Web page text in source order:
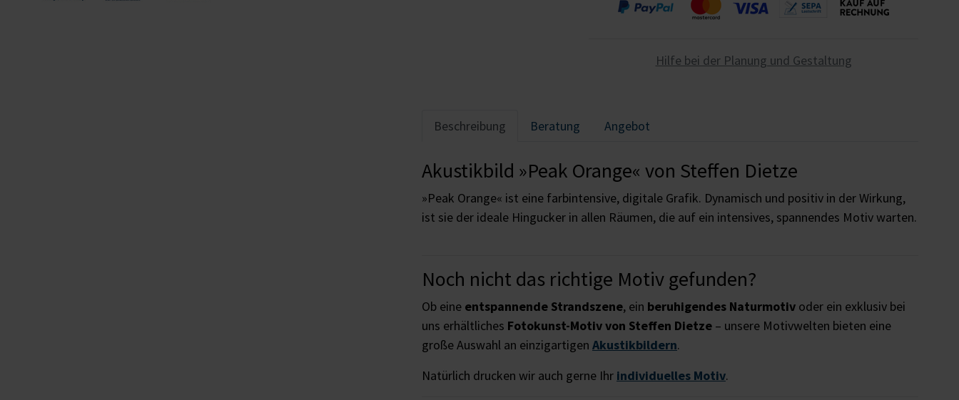
Hilfe bei der Planung und Gestaltung
Beschreibung Beratung Angebot
Akustikbild »Peak Orange« von Steffen Dietze
»Peak Orange« ist eine farbintensive, digitale Grafik. Dynamisch und positiv in der Wirkung,
ist sie der ideale Hingucker in allen Räumen, die auf ein intensives, spannendes Motiv warten.
Noch nicht das richtige Motiv gefunden?
Ob eine entspannende Strandszene, ein beruhigendes Naturmotiv oder ein exklusiv bei
uns erhältliches Fotokunst-Motiv von Steffen Dietze – unsere Motivwelten bieten eine
große Auswahl an einzigartigen Akustikbildern.
Natürlich drucken wir auch gerne Ihr individuelles Motiv.